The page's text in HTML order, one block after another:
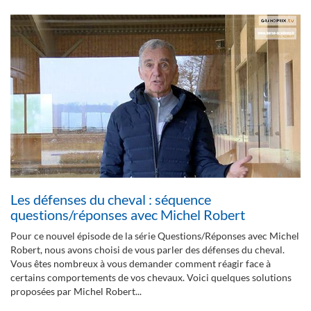
Les défenses du cheval : séquence
questions/réponses avec Michel Robert
Pour ce nouvel épisode de la série Questions/Réponses avec Michel
Robert, nous avons choisi de vous parler des défenses du cheval.
Vous êtes nombreux à vous demander comment réagir face à
certains comportements de vos chevaux. Voici quelques solutions
proposées par Michel Robert...